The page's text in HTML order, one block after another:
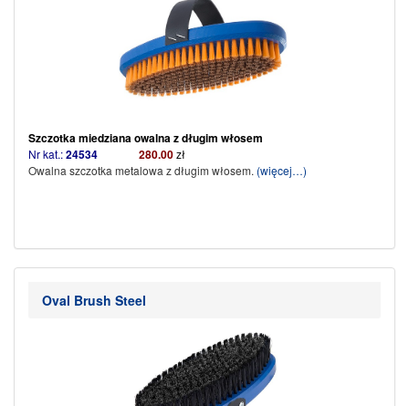
Szczotka miedziana owalna z długim włosem
Nr kat.:24534 280.00zł
Owalna szczotka metalowa z długim włosem. (więcej…)
Oval Brush Steel